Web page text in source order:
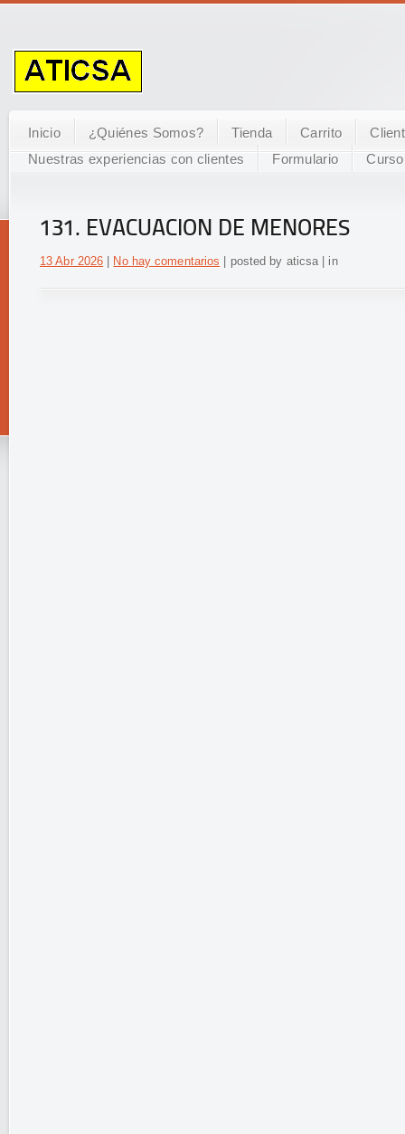
Inicio ¿Quiénes Somos? Tienda Carrito
Nuestras experiencias con clientes
Formulario Curso
131. EVACUACION DE MENORES
13 Abr 2026 No hay comentarios | posted by aticsa | in